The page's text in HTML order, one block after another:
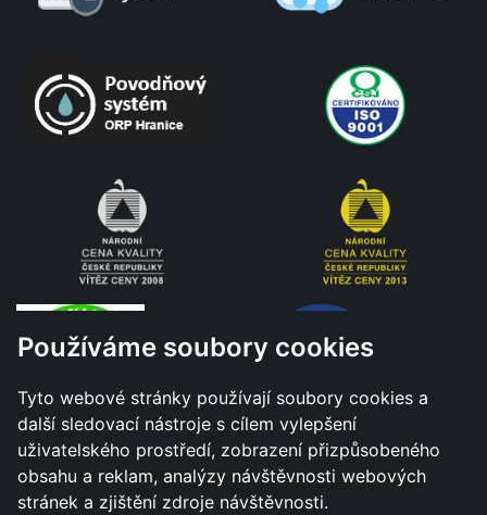
Používáme soubory cookies
Tyto webové stránky používají soubory cookies a
další sledovací nástroje s cílem vylepšení
uživatelského prostředí, zobrazení přizpůsobeného
obsahu a reklam, analýzy návštěvnosti webových
stránek a zjištění zdroje návštěvnosti.